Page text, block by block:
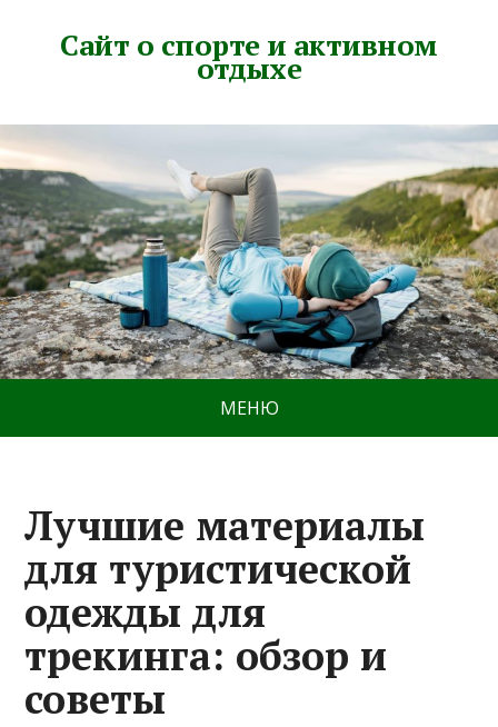
Сайт о спорте и активном
отдыхе
МЕНЮ
Лучшие материалы
для туристической
одежды для
трекинга: обзор и
советы